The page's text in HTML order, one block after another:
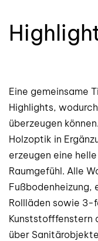
Eine gemeinsame
Highlights,
überzeugen
Holzoptik in
erzeugen eine
Raumgefühl. Alle
Rollläden sowie 3-
Kunststofffenstern
über